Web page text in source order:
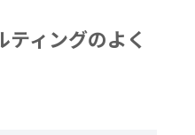
ィングのよく